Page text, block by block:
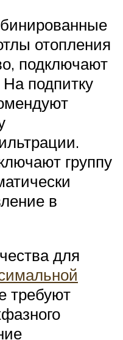
отопления
подключают
На подпитку
группу
в
для
требуют